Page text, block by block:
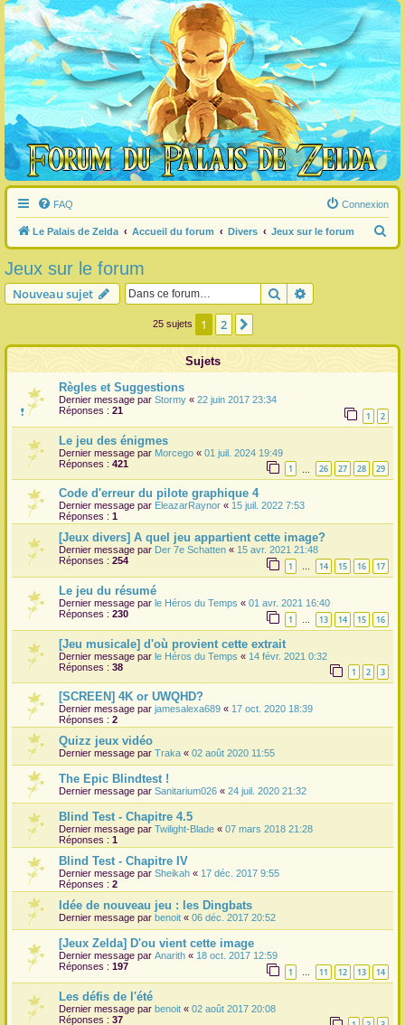
FAQ Connexion
Le Palais de Zelda Accueil du forum Divers Jeux sur le forum
e
r
Jeux sur le forum
Nouveau sujet Rechercher
25 sujets 1 2
Sujets
Règles et Suggestions
Dernier message par Stormy « 22 juin 2017 23:34
Réponses : 21 1 2
Le jeu des énigmes
Dernier message par Morcego « 01 juil. 2024 19:49
Réponses : 421 1 26 27 28 29
Code d'erreur du pilote graphique 4
Dernier message par EleazarRaynor « 15 juil. 2022 7:53
Réponses : 1
[Jeux divers] A quel jeu appartient cette image?
Dernier message par Der 7e Schatten « 15 avr. 2021 21:48
Réponses : 254 1 … 14 15 16 17
Le jeu du résumé
Dernier message par le Héros du Temps « 01 avr. 2021 16:40
Réponses : 230 1 … 13 14 15 16
[Jeu musicale] d'où provient cette extrait
Dernier message par le Héros du Temps « 14 févr. 2021 0:32
Réponses : 38 1 2 3
[SCREEN] 4K or UWQHD?
Dernier message par jamesalexa689 « 17 oct. 2020 18:39
Réponses : 2
Quizz jeux vidéo
Dernier message par Traka « 02 août 2020 11:55
The Epic Blindtest !
Dernier message par Sanitarium026 « 24 juil. 2020 21:32
Blind Test - Chapitre 4.5
Dernier message par Twilight-Blade « 07 mars 2018 21:28
Réponses : 1
Blind Test - Chapitre IV
Dernier message par Sheikah « 17 déc. 2017 9:55
Réponses : 2
Idée de nouveau jeu : les Dingbats
Dernier message par benoit « 06 déc. 2017 20:52
[Jeux Zelda] D'ou vient cette image
Dernier message par Anarith « 18 oct. 2017 12:59
Réponses : 197 1 … 11 12 13 14
Les défis de l'été
Dernier message par benoit « 02 août 2017 20:08
Réponses : 37